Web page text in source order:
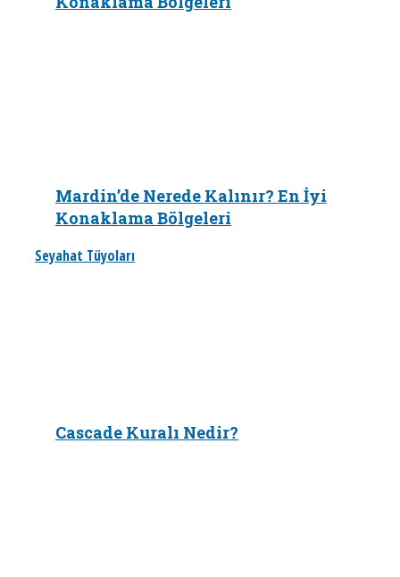
Mardin’de Nerede Kalınır? En İyi
Konaklama Bölgeleri
Seyahat Tüyoları
Cascade Kuralı Nedir?